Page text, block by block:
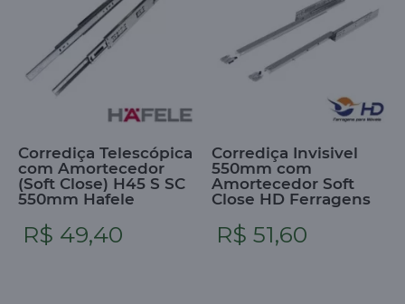
Corrediça Telescópica
com Amortecedor
(Soft Close) H45 S SC
550mm Hafele
R$ 49,40
Corrediça Invisivel
550mm com
Amortecedor Soft
Close HD Ferragens
R$ 51,60